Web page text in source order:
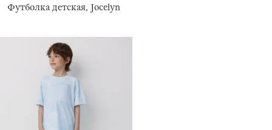
Футболка детская, Jocelyn